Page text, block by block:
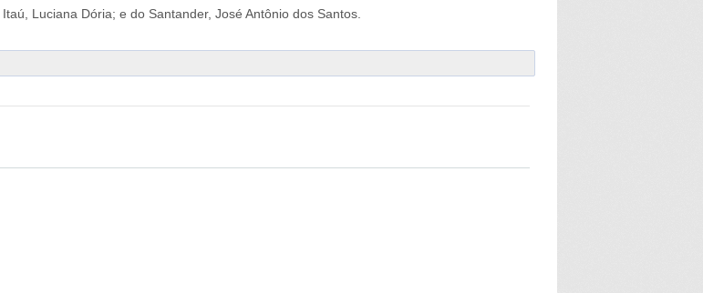
Luciana Dória; e do Santander, José Antônio dos Santos.